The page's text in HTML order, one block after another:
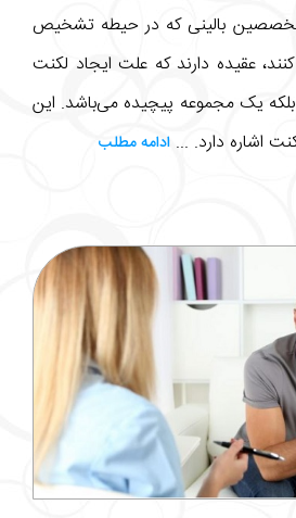
بالینی که در حیطه تشخیص
عقیده دارند که علت ایجاد لکنت
یک مجموعه پیچیده می‌باشد. این
اشاره دارد. ... ادامه مطلب